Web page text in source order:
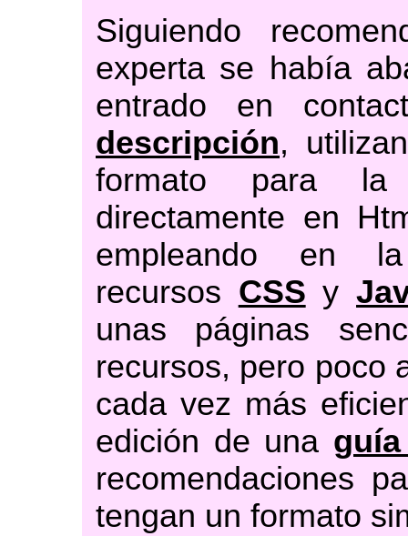
Siguiendo
experta se había
entrado en
descripción,
formato para
directamente en
empleando en la
recursos CSS y
unas páginas
recursos, pero poco
cada vez más
edición de una
recomendaciones
tengan un formato